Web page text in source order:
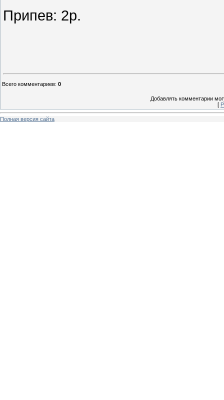
Припев: 2р.
Всего комментариев: 0
Добавлять комментарии
[
Полная версия сайта